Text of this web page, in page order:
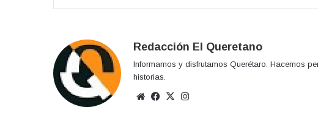
Redacción El Queretano
Informamos y disfrutamos Querétaro. Hacemos
historias.
Sitio
Facebook
X